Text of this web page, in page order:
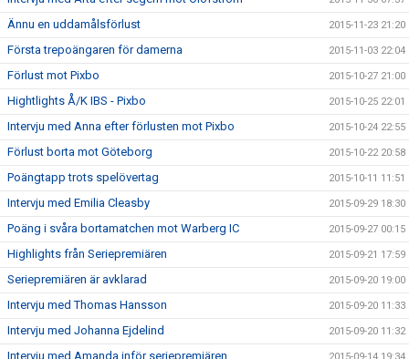
Ännu en uddamålsförlust 2015-11-23 21:20
Första trepoängaren för damerna 2015-11-03 22:04
Förlust mot Pixbo 2015-10-27 21:00
Hightlights Å/K IBS - Pixbo 2015-10-25 22:01
Intervju med Anna efter förlusten mot Pixbo 2015-10-24 22:55
Förlust borta mot Göteborg 2015-10-22 20:58
Poängtapp trots spelövertag 2015-10-11 11:51
Intervju med Emilia Cleasby 2015-09-29 18:30
Poäng i svåra bortamatchen mot Warberg IC 2015-09-27 00:15
Highlights från Seriepremiären 2015-09-21 17:59
Seriepremiären är avklarad 2015-09-20 19:00
Intervju med Thomas Hansson 2015-09-20 11:33
Intervju med Johanna Ejdelind 2015-09-20 11:32
Intervju med Amanda inför seriepremiären